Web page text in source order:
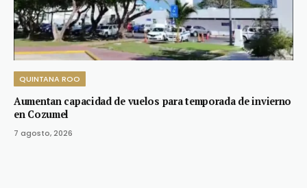
QUINTANA ROO
Aumentan capacidad de vuelos para temporada de invierno
en Cozumel
7 agosto, 2026